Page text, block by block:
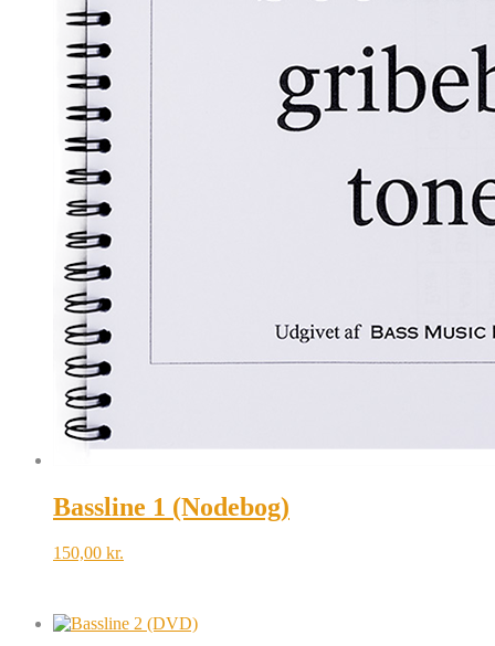
Bassline 1 (Nodebog)
150,00 kr.